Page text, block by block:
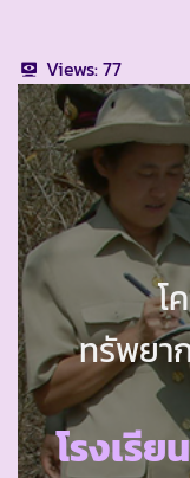
Views:77
โ
ทรัพยา
โรงเรีย